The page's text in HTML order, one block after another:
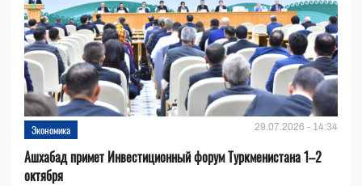
Экономика 29.07.2026 - 14:34
Ашхабад примет Инвестиционный форум Туркменистана 1–2
октября